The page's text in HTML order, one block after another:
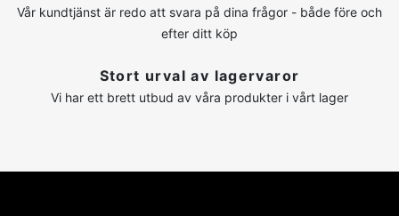
Vår kundtjänst är redo att svara på dina frågor - både före och
efter ditt köp
Stort urval av lagervaror
Vi har ett brett utbud av våra produkter i vårt lager